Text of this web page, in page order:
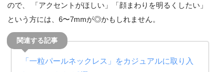
ので、 「アクセントがほしい」「顔まわりを明るくしたい」
という方には、6〜7mmが◎かもしれません。
「一粒パールネックレス」をカジュアルに取り入